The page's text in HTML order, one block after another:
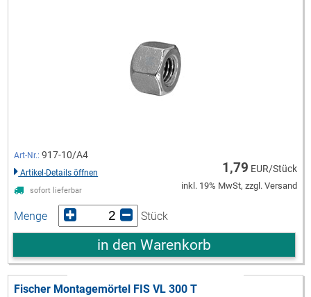
Art-Nr.: 917-10/A4
Artikel-Details öffnen
sofort lieferbar
1,79 EUR/Stück
inkl. 19% MwSt, zzgl. Versand
Menge Stück
in den Warenkorb
Fischer Montagemörtel FIS VL 300 T